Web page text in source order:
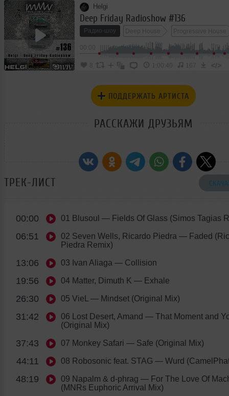
Helgi
Deep Friday Radioshow #136
Радио-шоу Deep House Progressive House
Ambient House
167 </>
ПОДДЕРЖАТЬ АРТИСТА
РАССКАЖИ ДРУЗЬЯМ
ТРЕК-ЛИСТ
00:00 01 Blusoul — Fields Of Glass (Simos Tagias
06:51 02 Seven Wells, Ricardo Piedra — Faded
Piedra Remix)
13:06 03 Ivan Aliaga — Collision
19:56 04 Matter, Dimuth K — Exhale
26:30 05 VieL — Mindset (Original Mix)
31:42 06 Lost Desert, Amand — That Moment and
(Original Mix)
37:43 07 Monkey Safari — Safe (Original Mix)
44:11 08 Robosonic feat. STAG — Wurd
48:19 09 Napalm & d-phrag — For The Love Of
(MNRs Euphoric Arrival Mix)